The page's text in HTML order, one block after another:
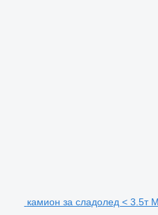
камион за сладолед < 3.5т